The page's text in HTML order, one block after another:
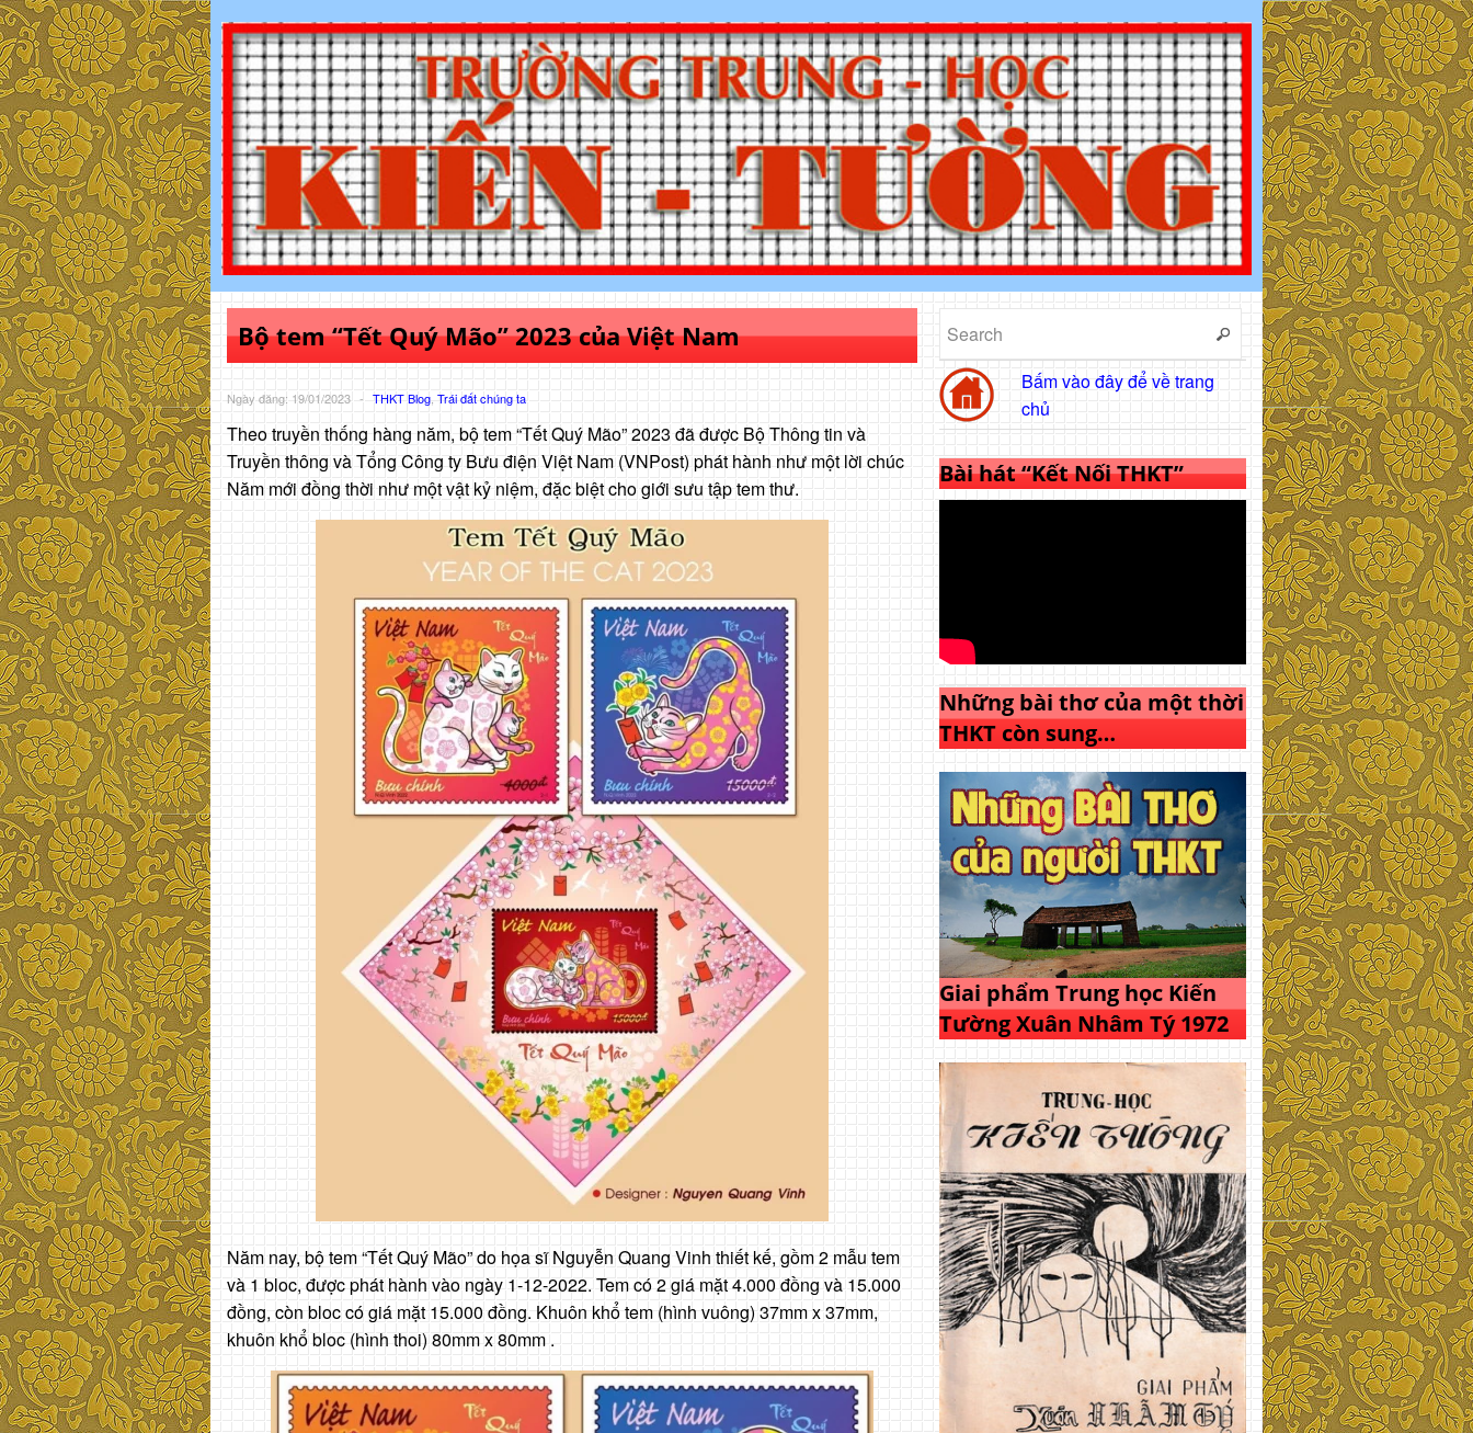
Bộ tem “Tết Quý Mão” 2023 của Việt Nam
Ngày đăng: 19/01/2023 - THKT Blog Trái đất chúng ta
Theo truyền thống hàng năm, bộ tem “Tết Quý Mão” 2023 đã được Bộ Thông tin và
Truyền thông và Tổng Công ty Bưu điện Việt Nam (VNPost) phát hành như một lời chúc
Năm mới đồng thời như một vật kỷ niệm, đặc biệt cho giới sưu tập tem thư.
Năm nay, bộ tem “Tết Quý Mão” do họa sĩ Nguyễn Quang Vinh thiết kế, gồm 2 mẫu tem
và 1 bloc, được phát hành vào ngày 1-12-2022. Tem có 2 giá mặt 4.000 đồng và 15.000
đồng, còn bloc có giá mặt 15.000 đồng. Khuôn khổ tem (hình vuông) 37mm x 37mm,
khuôn khổ bloc (hình thoi) 80mm x 80mm .
Bấm vào đây để về trang
chủ
Bài hát “Kết Nối THKT”
Những bài thơ của một thời
THKT còn sung…
Giai phẩm Trung học Kiến
Tường Xuân Nhâm Tý 1972